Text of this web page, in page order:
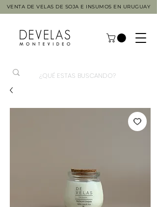
VENTA DE VELAS DE SOJA E INSUMOS EN URUGUAY